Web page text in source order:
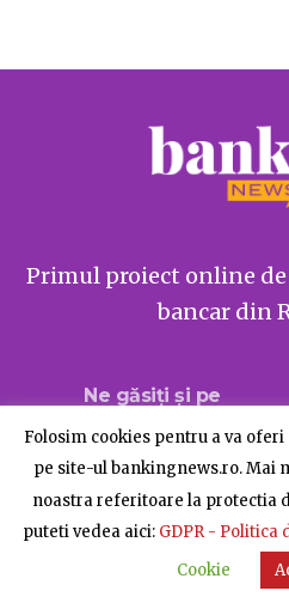
Primul proiect online
bancar din
Ne găsiți și pe
© BankingNews - Toate
Despre BankingNews
Folosim cookies pentru a va
pe site-ul bankingnews.ro. Mai
noastra referitoare la protectia
puteti vedea aici: GDPR - Politica
Cookie